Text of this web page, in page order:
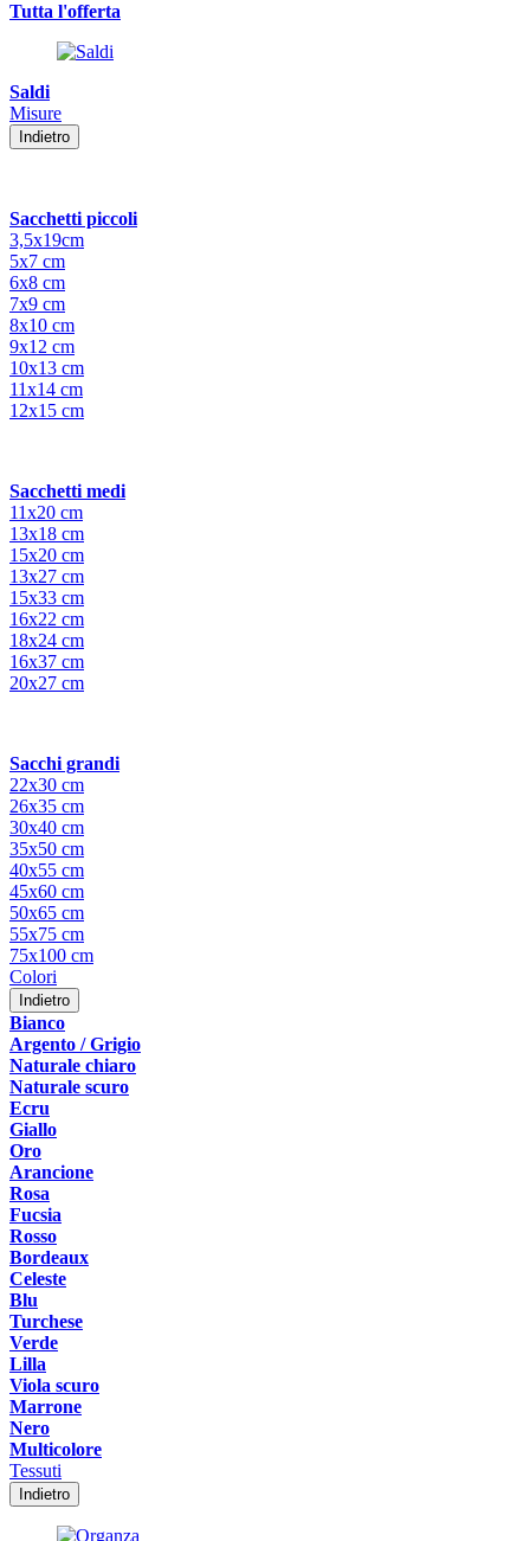
Tutta l'offerta
Saldi
Misure
Indietro
Sacchetti piccoli
3,5x19cm
5x7 cm
6x8 cm
7x9 cm
8x10 cm
9x12 cm
10x13 cm
11x14 cm
12x15 cm
Sacchetti medi
11x20 cm
13x18 cm
15x20 cm
13x27 cm
15x33 cm
16x22 cm
18x24 cm
16x37 cm
20x27 cm
Sacchi grandi
22x30 cm
26x35 cm
30x40 cm
35x50 cm
40x55 cm
45x60 cm
50x65 cm
55x75 cm
75x100 cm
Colori
Indietro
Bianco
Argento / Grigio
Naturale chiaro
Naturale scuro
Ecru
Giallo
Oro
Arancione
Rosa
Fucsia
Rosso
Bordeaux
Celeste
Blu
Turchese
Verde
Lilla
Viola scuro
Marrone
Nero
Multicolore
Tessuti
Indietro